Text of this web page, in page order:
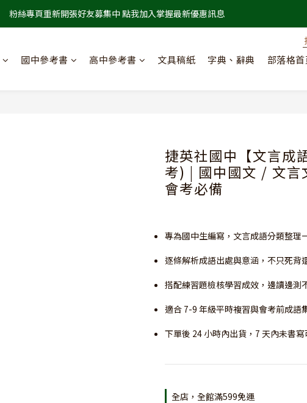
粉絲專頁重新開張好友募集中 點我加入掌握最新優惠訊息
國中參考書 高中參考書 文具稿紙 字典、辭典 部落格首
捷英社國中【文言成
考) | 國中國文 / 文
會考必備
專為國中生編寫，文言成語分類整理
逐條解析成語出處與意涵，不只死背
搭配練習題檢核學習成效，邊讀邊測
適合 7-9 年級平時複習與會考前成語
下單後 24 小時內出貨，7 天內未書寫
全店，全館滿599免運